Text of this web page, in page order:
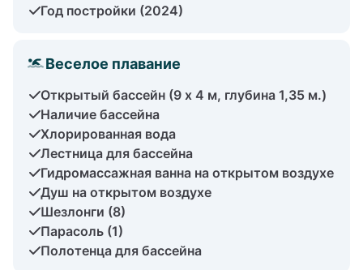
Год постройки (2024)
Веселое плавание
Открытый бассейн (9 х 4 м, глубина 1,35 м.)
Наличие бассейна
Хлорированная вода
Лестница для бассейна
Гидромассажная ванна на открытом воздухе
Душ на открытом воздухе
Шезлонги (8)
Парасоль (1)
Полотенца для бассейна